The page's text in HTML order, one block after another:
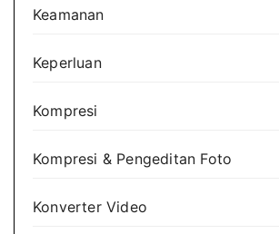
Keamanan
Keperluan
Kompresi
Kompresi & Pengeditan Foto
Konverter Video